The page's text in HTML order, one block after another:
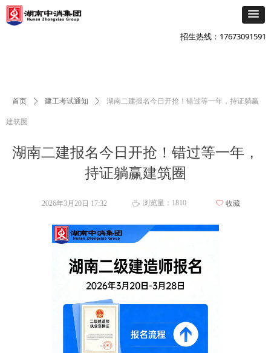
招生热线：17673091591
添加企微咨询
湖南二建报名今日开抢！错过等一年，
持证躺赢建筑圈
首页 ꄲ 建工考试通知 ꄲ 湖南二建报名今日开抢！错过等一年，持证躺赢
建筑圈
2026年3月20日 17:32 ꄘ 浏览量： 1810 ꄀ 收藏